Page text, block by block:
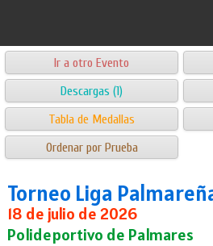
Ir a otro Evento
Descargas (1)
Tabla de Medallas
Ordenar por Prueba
Torneo Liga
18 de julio de 2026
Polideportivo de Palmares